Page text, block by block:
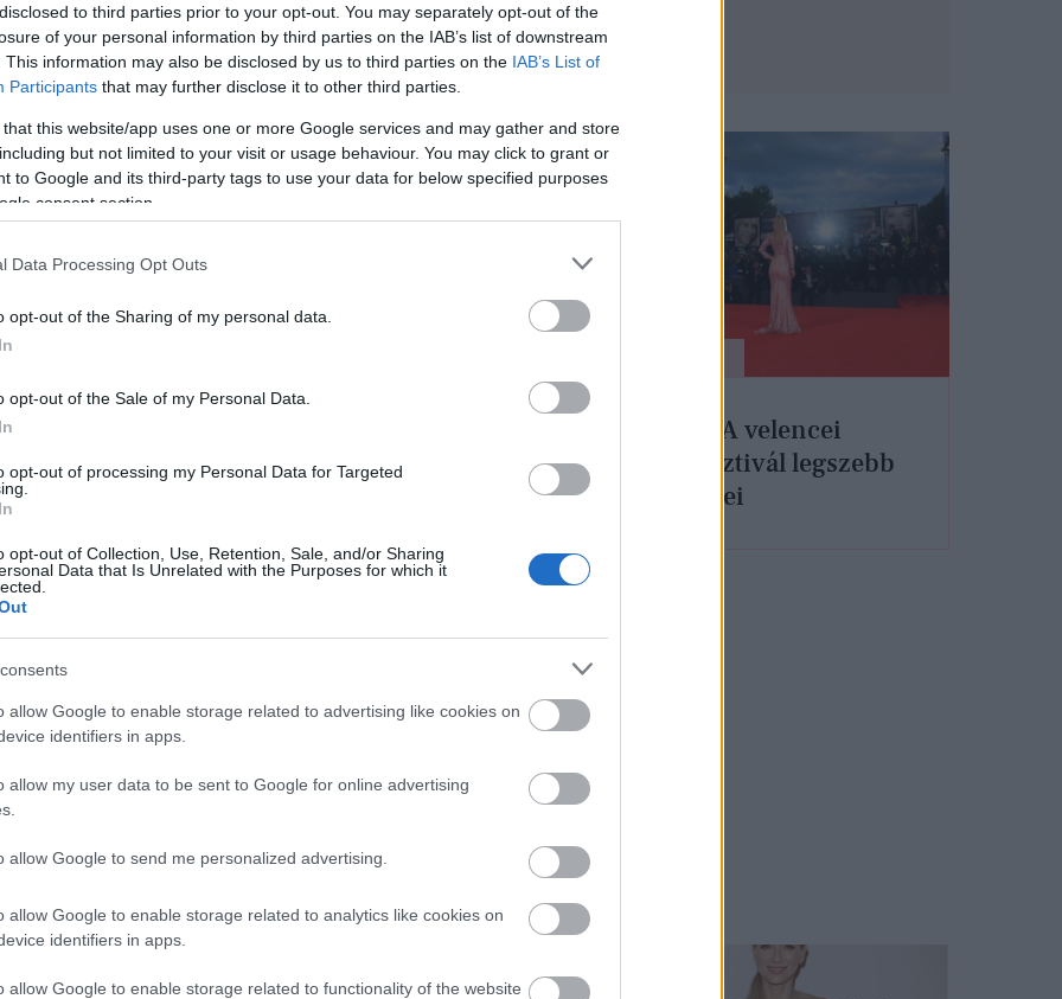
to third parties prior to your opt-out. You may separately opt-out of the
of your personal information by third parties on the IAB’s list of downstream
This information may also be disclosed by us to third parties on the IAB’s List of
Participants that may further disclose it to other third parties.
that this website/app uses one or more Google services and may gather and store
but not limited to your visit or usage behaviour. You may click to grant or
to Google and its third-party tags to use your data for below specified purposes
consent section.
Data Processing Opt Outs
opt-out of the Sharing of my personal data.
opt-out of the Sale of my Personal Data.
opt-out of processing my Personal Data for Targeted
opt-out of Collection, Use, Retention, Sale, and/or Sharing
Data that Is Unrelated with the Purposes for which it
allow Google to enable storage related to advertising like cookies on
identifiers in apps.
allow my user data to be sent to Google for online advertising
allow Google to send me personalized advertising.
allow Google to enable storage related to analytics like cookies on
identifiers in apps.
allow Google to enable storage related to functionality of the website
6 thriller, ami megtörtént
események alapján készült
megható! A
a kisfiával
a vörös
év a kukában, újabb
Top 7: A velencei
filmfesztivál legszebb
sminkjei
#Nomakeup: Naomi
instázott